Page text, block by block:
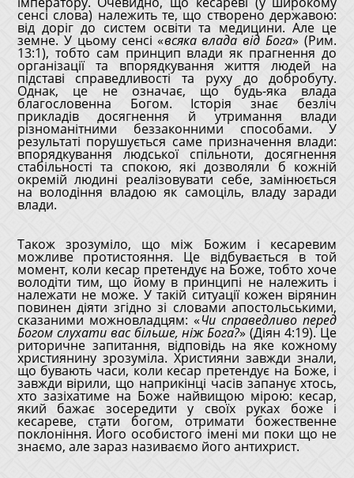
сенсі слова) належить те, що створено державою:
від доріг до систем освіти та медицини. Але це
земне. У цьому сенсі «всяка влада від Бога» (Рим.
13:1), тобто сам принцип влади як прагнення до
організації та впорядкування життя людей на
підставі справедливості та руху до добробуту.
Однак, це не означає, що будь-яка влада
благословенна Богом. Історія знає безліч
прикладів досягнення й утримання влади
різноманітними беззаконними способами. У
результаті порушується саме призначення влади:
впорядкування людської спільноти, досягнення
стабільності та спокою, які дозволяли б кожній
окремій людині реалізовувати себе, замінюється
на володіння владою як самоціль, владу заради
влади.
Також зрозуміло, що між Божим і кесаревим
можливе протистояння. Це відбувається в той
момент, коли кесар претендує на Боже, тобто хоче
володіти тим, що йому в принципі не належить і
належати не може. У такій ситуації кожен вірянин
повинен діяти згідно зі словами апостольськими,
сказаними можновладцям: «Чи справедливо перед
Богом слухати вас більше, ніж Бога?» (Діян 4:19). Це
риторичне запитання, відповідь на яке кожному
християнину зрозуміла. Християни завжди знали,
що бувають часи, коли кесар претендує на Боже, і
завжди вірили, що наприкінці часів запанує хтось,
хто зазіхатиме на Боже найвищою мірою: кесар,
який бажає зосередити у своїх руках боже і
кесареве, стати богом, отримати божественне
поклоніння. Його особистого імені ми поки що не
знаємо, але зараз називаємо його антихрист.